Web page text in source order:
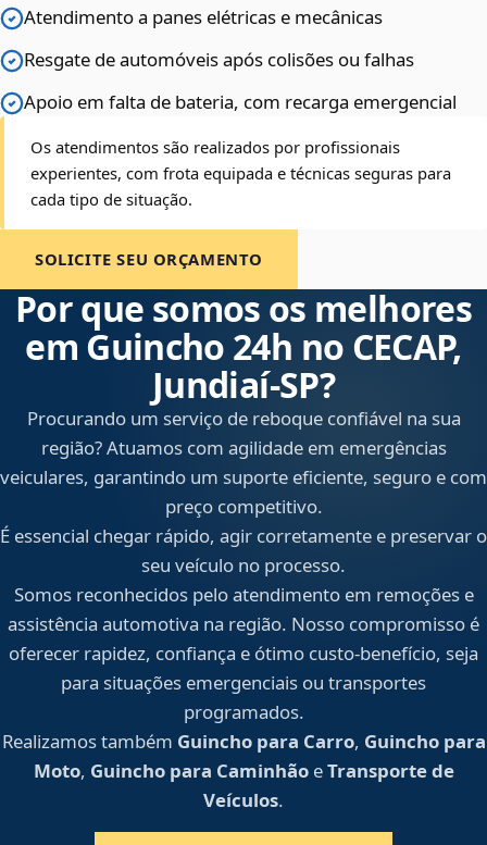
Atendimento a panes elétricas e mecânicas
Resgate de automóveis após colisões ou falhas
Apoio em falta de bateria, com recarga emergencial
Os atendimentos são realizados por profissionais
experientes, com frota equipada e técnicas seguras para
cada tipo de situação.
SOLICITE SEU ORÇAMENTO
Por que somos os melhores
em Guincho 24h no CECAP,
Jundiaí‑SP?
Procurando um serviço de reboque confiável na sua
região? Atuamos com agilidade em emergências
veiculares, garantindo um suporte eficiente, seguro e com
preço competitivo.
É essencial chegar rápido, agir corretamente e preservar o
seu veículo no processo.
Somos reconhecidos pelo atendimento em remoções e
assistência automotiva na região. Nosso compromisso é
oferecer rapidez, confiança e ótimo custo-benefício, seja
para situações emergenciais ou transportes
programados.
Realizamos também Guincho para Carro, Guincho para
Moto, Guincho para CaminhãoeTransporte de
Veículos.